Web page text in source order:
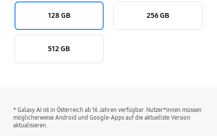
128 GB 256 GB
512 GB
* Galaxy AI ist in Österreich ab 16 Jahren verfügbar. Nutzer*innen müssen
möglicherweise Android und Google-Apps auf die aktuellste Version
aktualisieren.